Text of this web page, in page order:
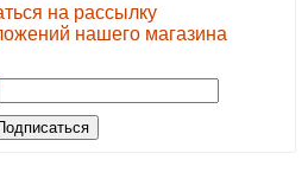
на рассылку
нашего магазина